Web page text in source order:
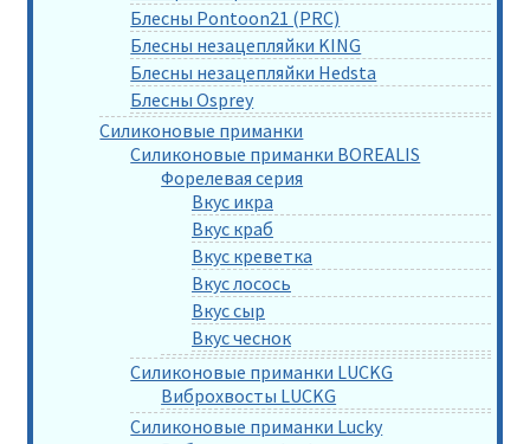
Блесны Pontoon21 (PRC)
Блесны незацепляйки KING
Блесны незацепляйки Hedsta
Блесны Osprey
Силиконовые приманки
Силиконовые приманки BOREALIS
Форелевая серия
Вкус икра
Вкус краб
Вкус креветка
Вкус лосось
Вкус сыр
Вкус чеснок
Силиконовые приманки LUCKG
Виброхвосты LUCKG
Силиконовые приманки Lucky